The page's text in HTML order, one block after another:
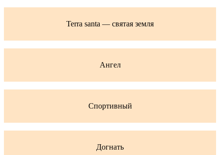
Terra santa — святая земля
Ангел
Спортивный
Догнать